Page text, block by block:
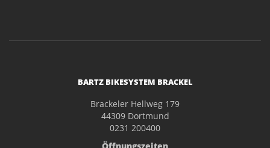
BARTZ BIKESYSTEM BRACKEL
Brackeler Hellweg 179
44309 Dortmund
0231 200400